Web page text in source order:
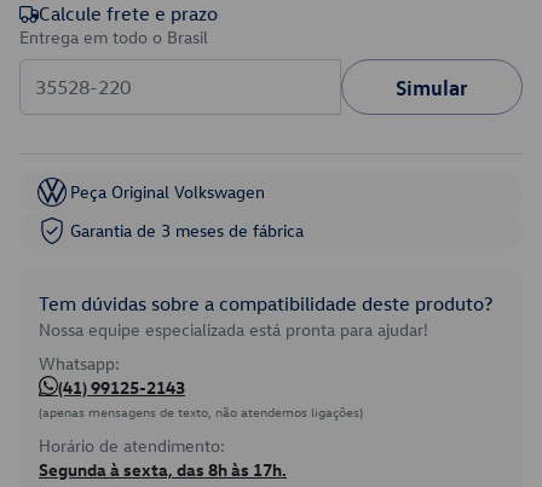
Calcule frete e prazo
Entrega em todo o Brasil
Simular
Peça Original Volkswagen
Garantia de 3 meses de fábrica
Tem dúvidas sobre a compatibilidade deste produto?
Nossa equipe especializada está pronta para ajudar!
Whatsapp:
(41) 99125-2143
(apenas mensagens de texto, não atendemos ligações)
Horário de atendimento:
Segunda à sexta, das 8h às 17h.